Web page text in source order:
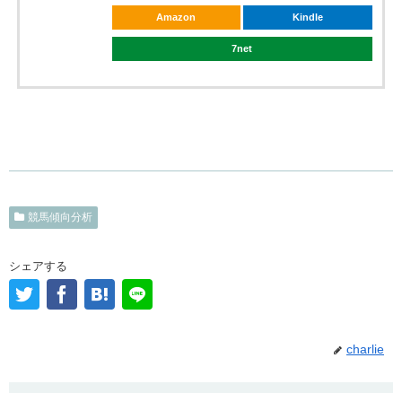
Amazon Kindle
7net
競馬傾向分析
シェアする
charlie